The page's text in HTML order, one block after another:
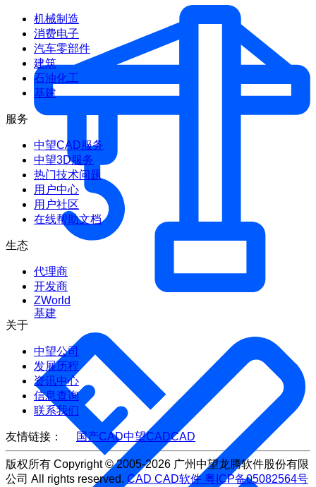
基建
机械制造
消费电子
汽车零部件
建筑
石油化工
基建
服务
中望CAD服务
中望3D服务
热门技术问题
用户中心
用户社区
在线帮助文档
生态
代理商
开发商
ZWorld
关于
中望公司
发展历程
资讯中心
信息查询
联系我们
友情链接： 国产CAD中望CADCAD
版权所有 Copyright © 2005-2026 广州中望龙腾软件股份有限
公司 All rights reserved. CAD CAD软件 粤ICP备05082564号